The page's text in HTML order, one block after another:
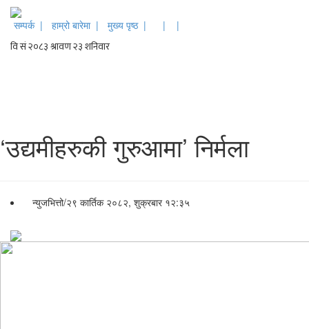
सम्पर्क | हाम्रो बारेमा | मुख्य पृष्ठ | | |
‘उद्यमीहरुकी गुरुआमा’ निर्मला
न्युजभित्तो/२९ कार्तिक २०८२, शुक्रबार १२:३५